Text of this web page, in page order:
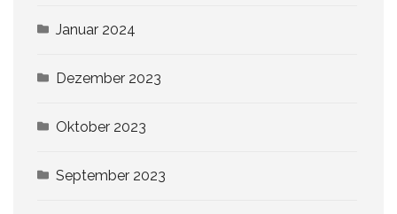
Januar 2024
Dezember 2023
Oktober 2023
September 2023